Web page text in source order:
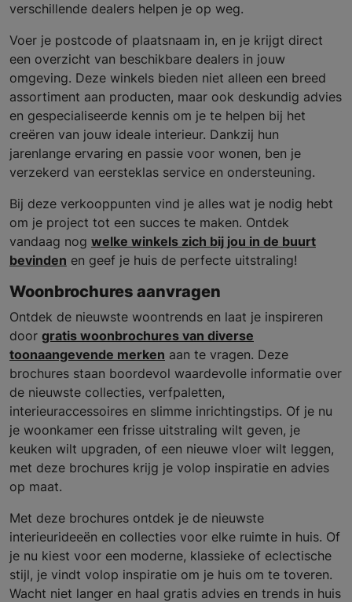
verschillende dealers helpen je op weg.
Voer je postcode of plaatsnaam in, en je krijgt direct
een overzicht van beschikbare dealers in jouw
omgeving. Deze winkels bieden niet alleen een breed
assortiment aan producten, maar ook deskundig advies
en gespecialiseerde kennis om je te helpen bij het
creëren van jouw ideale interieur. Dankzij hun
jarenlange ervaring en passie voor wonen, ben je
verzekerd van eersteklas service en ondersteuning.
Bij deze verkooppunten vind je alles wat je nodig hebt
om je project tot een succes te maken. Ontdek
vandaag nog welke winkels zich bij jou in de buurt
bevinden en geef je huis de perfecte uitstraling!
Woonbrochures aanvragen
Ontdek de nieuwste woontrends en laat je inspireren
door gratis woonbrochures van diverse
toonaangevende merken aan te vragen. Deze
brochures staan boordevol waardevolle informatie over
de nieuwste collecties, verfpaletten,
interieuraccessoires en slimme inrichtingstips. Of je nu
je woonkamer een frisse uitstraling wilt geven, je
keuken wilt upgraden, of een nieuwe vloer wilt leggen,
met deze brochures krijg je volop inspiratie en advies
op maat.
Met deze brochures ontdek je de nieuwste
interieurideeën en collecties voor elke ruimte in huis. Of
je nu kiest voor een moderne, klassieke of eclectische
stijl, je vindt volop inspiratie om je huis om te toveren.
Wacht niet langer en haal gratis advies en trends in huis